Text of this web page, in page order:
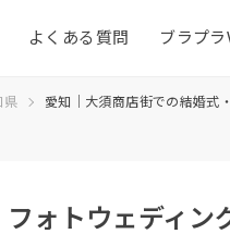
よくある質問 ブラプ
県 愛知｜大須商店街での結婚式
ォトウェディン